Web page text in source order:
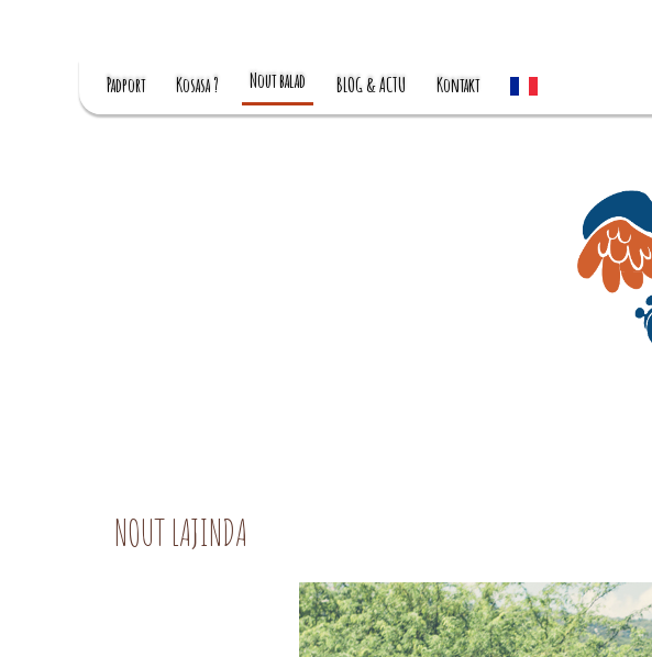
Padport Kosasa ? Nout balad BLOG & ACTU Kontakt
NOUT LAJINDA